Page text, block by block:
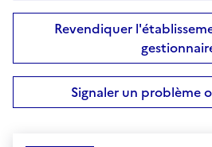
Revendiquer
Signaler un problème